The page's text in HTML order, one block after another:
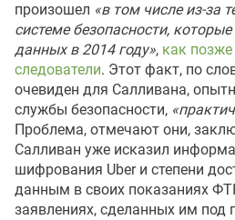
произошел «в том числе из-за
системе безопасности,
данных в 2014 году», как
следователи. Этот факт, по
очевиден для Салливана,
службы безопасности,
Проблема, отмечают они,
Салливан уже исказил
шифрования Uber и степени
данным в своих показаниях
заявлениях, сделанных им под